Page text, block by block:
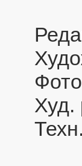
Худ.